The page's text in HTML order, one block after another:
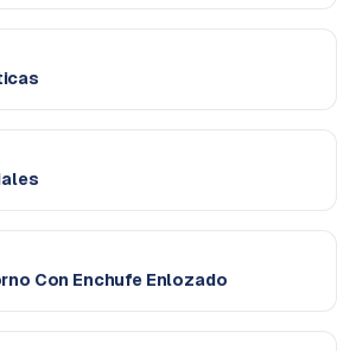
Con Enchufe Enlozado